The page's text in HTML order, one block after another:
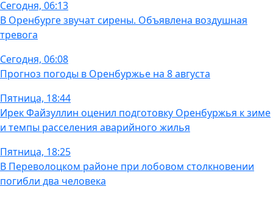
Сегодня, 06:13
В Оренбурге звучат сирены. Объявлена воздушная
тревога
Сегодня, 06:08
Прогноз погоды в Оренбуржье на 8 августа
Пятница, 18:44
Ирек Файзуллин оценил подготовку Оренбуржья к зиме
и темпы расселения аварийного жилья
Пятница, 18:25
В Переволоцком районе при лобовом столкновении
погибли два человека